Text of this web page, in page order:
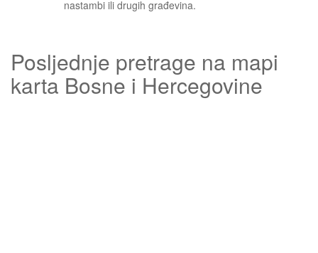
nastambi ili drugih građevina.
Posljednje pretrage na mapi
karta Bosne i Hercegovine